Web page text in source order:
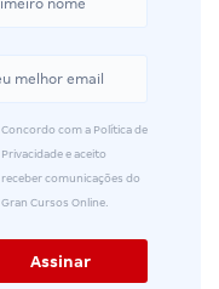
Concordo com a Política de
Privacidade e aceito
receber comunicações do
Gran Cursos Online.